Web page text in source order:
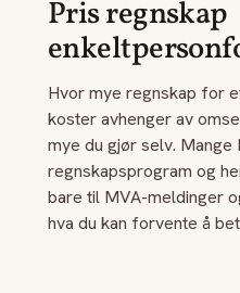
Pris regnskap
Hvor mye regnskap for
koster avhenger av
mye du gjør selv.
regnskapsprogram og
bare til MVA-meldinger
hva du kan forvente å